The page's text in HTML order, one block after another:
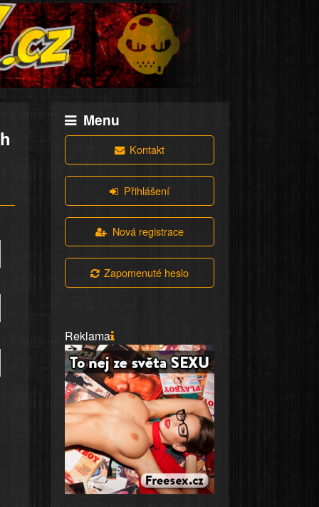
Menu
Kontakt
Přihlášení
Nová registrace
Zapomenuté heslo
Reklama